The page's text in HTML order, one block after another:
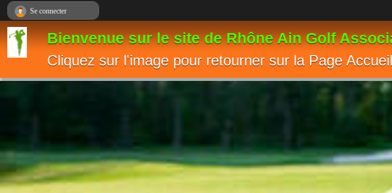
Bienvenue sur le site de Rhône Ain Golf
Cliquez sur l'image pour retourner sur la Page Accueil
Se connecter
Panneau de gestion des cookies